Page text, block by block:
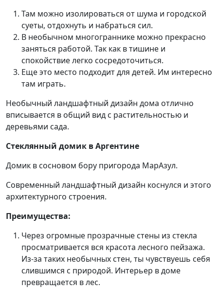
Там можно изолироваться от шума и городской
суеты, отдохнуть и набраться сил.
В необычном многограннике можно прекрасно
заняться работой. Так как в тишине и
спокойствие легко сосредоточиться.
Еще это место подходит для детей. Им интересно
там играть.
Необычный ландшафтный дизайн дома отлично
вписывается в общий вид с растительностью и
деревьями сада.
Стеклянный домик в Аргентине
Домик в сосновом бору пригорода МарАзул.
Современный ландшафтный дизайн коснулся и этого
архитектурного строения.
Преимущества:
Через огромные прозрачные стены из стекла
просматривается вся красота лесного пейзажа.
Из-за таких необычных стен, ты чувствуешь себя
слившимся с природой. Интерьер в доме
превращается в лес.